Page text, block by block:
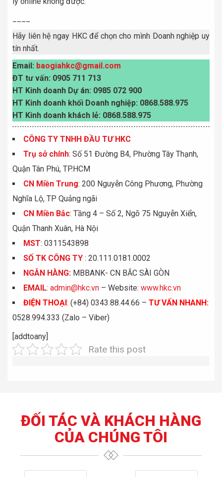
Hãy liên hệ ngay HKC để chọn cho mình Doanh nghiệp uy
tín nhất.
Email: baogiahkc@gmail.com
ĐT tư vấn: 0905 711 713
HT Kinh doanh Dự án: 0985 072 900
HT Kinh doanh khối Doanh nghiệp: 0868.588.975
HT Kinh doanh khách lẻ: 0868.588.975
CÔNG TY TNHH ĐẦU TƯ HKC
Trụ sở chính: Số 51 Đường B4, Phường Tây Thạnh,
Quận Tân Phú, TP.HCM
CN Miền Trung: 200 Nguyễn Công Phương, Phường
Nghĩa Lộ, TP Quảng ngãi
CN Miền Bắc: Tầng 4 – Số 2, Ngõ 75 Nguyễn Xiển,
Quận Thanh Xuân, Hà Nội
MST: 0311543898
SỐ TK CÔNG TY : 20.111.0181.0002
NGÂN HÀNG: MBBANK- CN BẮC SÀI GÒN
EMAIL: admin@hkc.vn – Website: www.hkc.vn
ĐIỆN THOẠI: (+84) 0343.88.44.66 – TƯ VẤN NHANH:
0528.994.333 (Zalo – Viber)
[addtoany]
Rate this post
ĐỐI TÁC VÀ KHÁCH HÀNG
CỦA CHÚNG TÔI